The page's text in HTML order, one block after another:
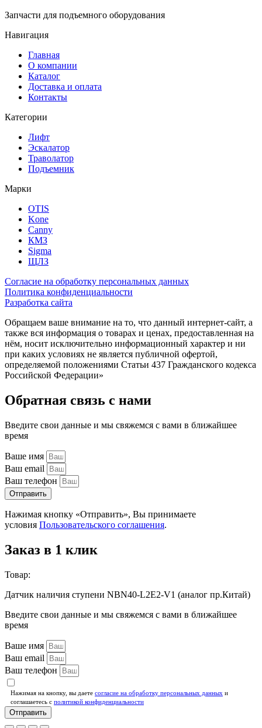
Запчасти для подъемного оборудования
Навигация
Главная
О компании
Каталог
Доставка и оплата
Контакты
Категории
Лифт
Эскалатор
Траволатор
Подъемник
Марки
OTIS
Kone
Canny
КМЗ
Sigma
ЩЛЗ
Согласие на обработку персональных данных
Политика конфиденциальности
Разработка сайта
Обращаем ваше внимание на то, что данный интернет-сайт, а
также вся информация о товарах и ценах, предоставленная на
нём, носит исключительно информационный характер и ни
при каких условиях не является публичной офертой,
определяемой положениями Статьи 437 Гражданского кодекса
Российской Федерации»
Обратная связь с нами
Введите свои данные и мы свяжемся с вами в ближайшее
время
Ваше имя
Ваш email
Ваш телефон
Отправить
Нажимая кнопку «Отправить», Вы принимаете
условия Пользовательского соглашения.
Заказ в 1 клик
Товар:
Датчик наличия ступени NBN40-L2E2-V1 (аналог пр.Китай)
Введите свои данные и мы свяжемся с вами в ближайшее
время
Ваше имя
Ваш email
Ваш телефон
Нажимая на кнопку, вы даете согласие на обработку персональных данных и
соглашаетесь c политикой конфиденциальности
Отправить